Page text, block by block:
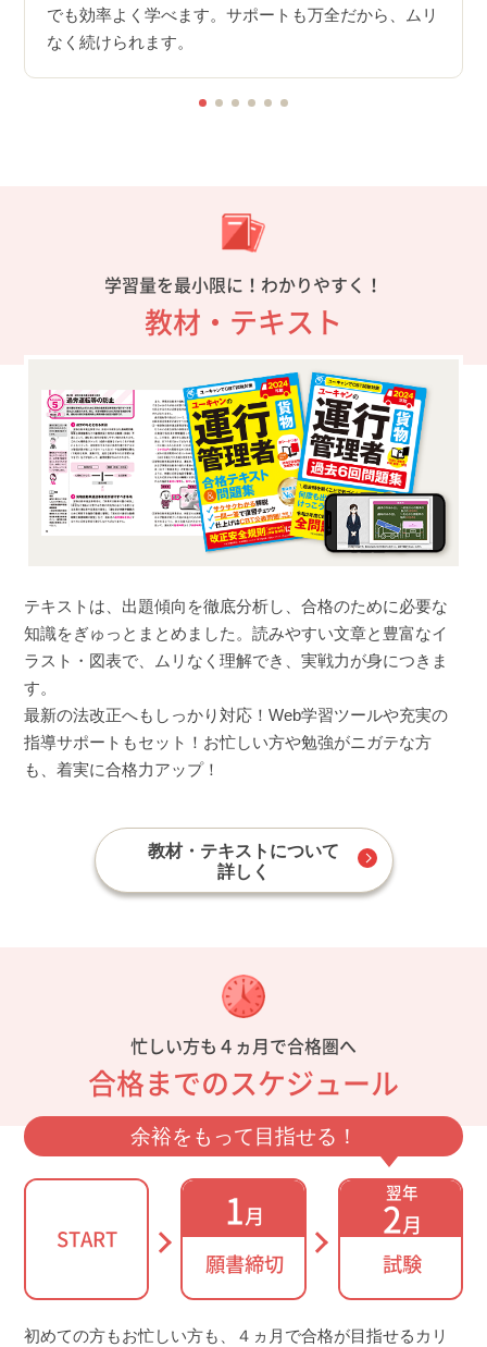
でも効率よく学べます。サポートも万全だから、ムリ
なく続けられます。
学習量を最小限に！わかりやすく！
教材・テキスト
テキストは、出題傾向を徹底分析し、合格のために必要な
知識をぎゅっとまとめました。読みやすい文章と豊富なイ
ラスト・図表で、ムリなく理解でき、実戦力が身につきま
す。
最新の法改正へもしっかり対応！Web学習ツールや充実の
指導サポートもセット！お忙しい方や勉強がニガテな方
も、着実に合格力アップ！
教材・テキストについて
詳しく
忙しい方も４ヵ月で合格圏へ
合格までのスケジュール
余裕をもって目指せる！
START
1月
願書締切
翌年
2月
試験
初めての方もお忙しい方も、４ヵ月で合格が目指せるカリ